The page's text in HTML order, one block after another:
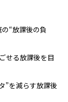
“放課後の負
せる放課後を目
”を減らす放課後